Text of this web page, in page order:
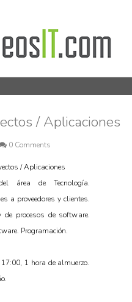
/ Aplicaciones
0 Comments
/ Aplicaciones
área de Tecnología.
a proveedores y clientes.
de procesos de software.
Programación.
1 hora de almuerzo.